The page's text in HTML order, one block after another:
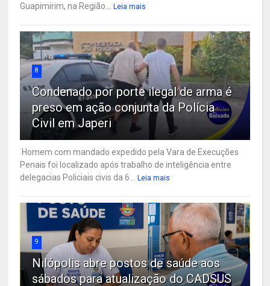
Guapimirim, na Região...
Leia mais
8
Condenado por porte ilegal de arma é
preso em ação conjunta da Polícia
Civil em Japeri
Homem com mandado expedido pela Vara de Execuções
Penais foi localizado após trabalho de inteligência entre
delegacias Policiais civis da 6...
Leia mais
9
Nilópolis abre postos de saúde aos
sábados para atualização do CADSUS